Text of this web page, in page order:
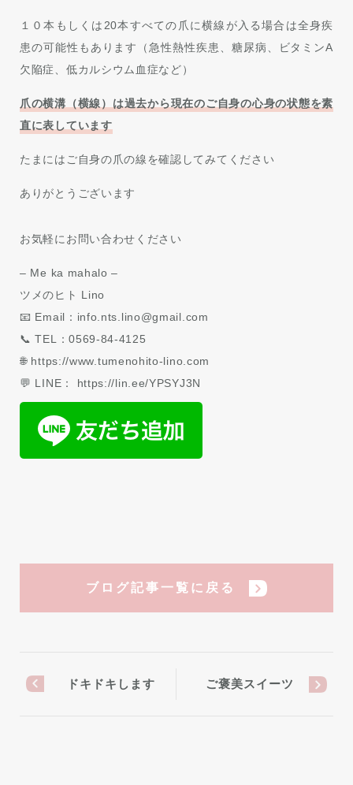
１０本もしくは20本すべての爪に横線が入る場合は全身疾
患の可能性もあります（急性熱性疾患、糖尿病、ビタミンA
欠陥症、低カルシウム血症など）
爪の横溝（横線）は過去から現在のご自身の心身の状態を素
直に表しています
たまにはご自身の爪の線を確認してみてください
ありがとうございます
お気軽にお問い合わせください
– Me ka mahalo –
ツメのヒト Lino
📧 Email：info.nts.lino@gmail.com
📞 TEL：0569-84-4125
🌐 https://www.tumenohito-lino.com
💬 LINE： https://lin.ee/YPSYJ3N
ブログ記事一覧に戻る
ドキドキします ご褒美スイーツ